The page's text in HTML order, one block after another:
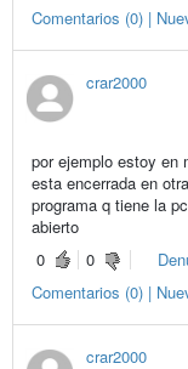
Comentarios (0) |
crar2000
por ejemplo estoy en
esta encerrada en
programa q tiene la
abierto
0
0
Comentarios (0) |
crar2000